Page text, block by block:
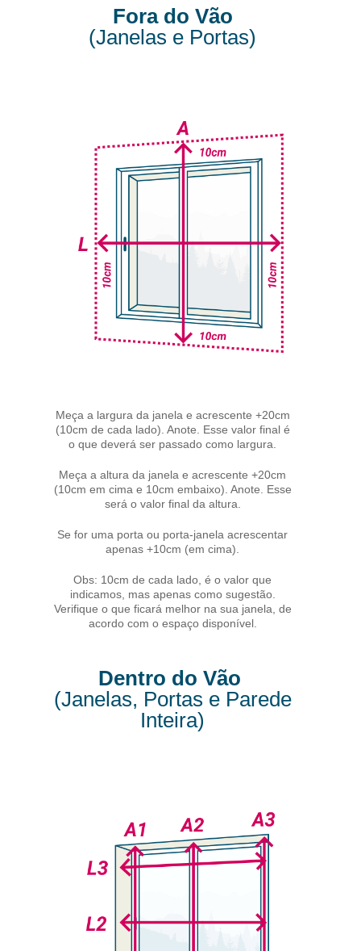
Fora do Vão
(Janelas e Portas)
Meça a largura da janela e acrescente +20cm
(10cm de cada lado). Anote. Esse valor final é
o que deverá ser passado como largura.
Meça a altura da janela e acrescente +20cm
(10cm em cima e 10cm embaixo). Anote. Esse
será o valor final da altura.
Se for uma porta ou porta-janela acrescentar
apenas +10cm (em cima).
Obs: 10cm de cada lado, é o valor que
indicamos, mas apenas como sugestão.
Verifique o que ficará melhor na sua janela, de
acordo com o espaço disponível.
Dentro do Vão
(Janelas, Portas e Parede
Inteira)